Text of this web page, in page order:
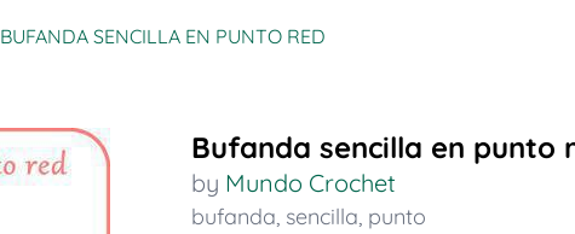
BUFANDA SENCILLA EN PUNTO RED
Bufanda sencilla en punto
by Mundo Crochet
bufanda, sencilla, punto